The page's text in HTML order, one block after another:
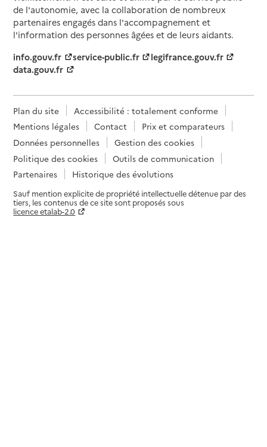
de l'autonomie, avec la collaboration de nombreux
partenaires engagés dans l'accompagnement et
l'information des personnes âgées et de leurs aidants.
info.gouv.fr
service-public.fr
legifrance.gouv.fr
data.gouv.fr
Plan du site
Accessibilité : totalement conforme
Mentions légales
Contact
Prix et comparateurs
Données personnelles
Gestion des cookies
Politique des cookies
Outils de communication
Partenaires
Historique des évolutions
Sauf mention explicite de propriété intellectuelle détenue par des
tiers, les contenus de ce site sont proposés sous
licence etalab-2.0